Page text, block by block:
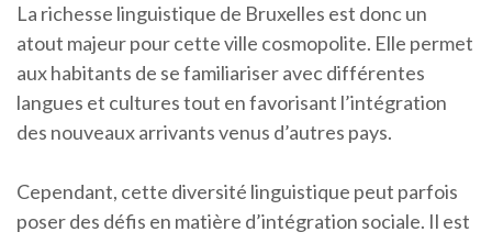
La richesse linguistique de Bruxelles est donc un
atout majeur pour cette ville cosmopolite. Elle permet
aux habitants de se familiariser avec différentes
langues et cultures tout en favorisant l’intégration
des nouveaux arrivants venus d’autres pays.
Cependant, cette diversité linguistique peut parfois
poser des défis en matière d’intégration sociale. Il est